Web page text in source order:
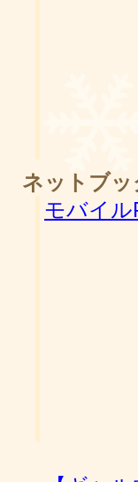
ネットブッ
モバイル